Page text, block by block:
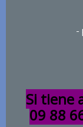
-
Si tiene
09 88